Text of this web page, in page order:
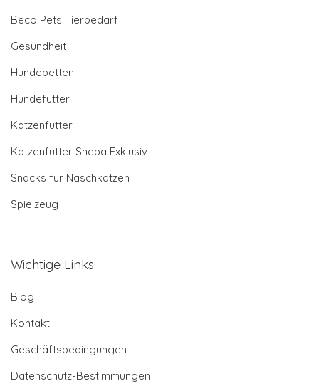
Beco Pets Tierbedarf
Gesundheit
Hundebetten
Hundefutter
Katzenfutter
Katzenfutter Sheba Exklusiv
Snacks für Naschkatzen
Spielzeug
Wichtige Links
Blog
Kontakt
Geschäftsbedingungen
Datenschutz-Bestimmungen